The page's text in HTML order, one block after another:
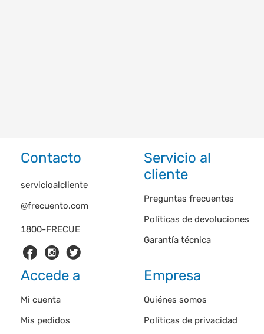
Contacto
1800-FRECUE
servicioalcliente
@frecuento.com
Servicio al
cliente
Preguntas frecuentes
Políticas de devoluciones
Garantía técnica
Accede a
Mi cuenta
Mis pedidos
Empresa
Quiénes somos
Políticas de privacidad